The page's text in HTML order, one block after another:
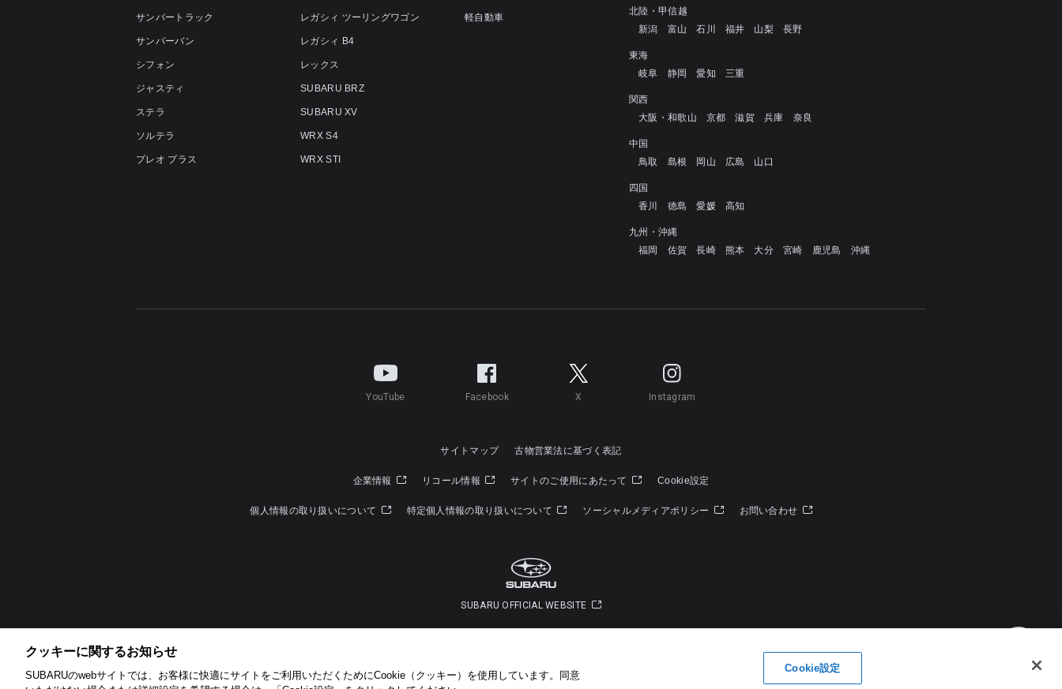
サンバートラック
サンバーバン
シフォン
ジャスティ
ステラ
ソルテラ
プレオ プラス
レガシィ ツーリングワゴン
レガシィ B4
レックス
SUBARU BRZ
SUBARU XV
WRX S4
WRX STI
軽自動車
北陸・甲信越
新潟
富山 石川 福井 山梨 長野
東海
岐阜
静岡 愛知 三重
関西
大阪・和歌山
京都 滋賀 兵庫 奈良
中国
鳥取
島根 岡山 広島 山口
四国
香川
徳島 愛媛 高知
九州・沖縄
福岡
佐賀 長崎 熊本 大分 宮崎 鹿児島 沖縄
YouTube Facebook X Instagram
サイトマップ 古物営業法に基づく表記
企業情報 リコール情報 サイトのご使用にあたって Cookie設定
個人情報の取り扱いについて 特定個人情報の取り扱いについて ソーシャルメディアポリシー お問い合わせ
SUBARU OFFICIAL WEBSITE
クッキーに関するお知らせ​
SUBARUのwebサイトでは、お客様に快適にサイトをご利用いただくためにCookie（クッキー）を使用しています。​ 同意
Cookie設定